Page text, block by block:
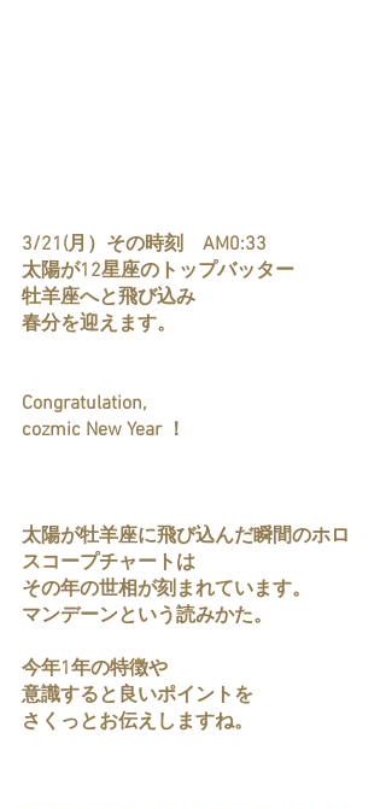
3/21(月）その時刻　AM0:33
太陽が12星座のトップバッター
牡羊座へと飛び込み
春分を迎えます。
Congratulation,
cozmic New Year ！
太陽が牡羊座に飛び込んだ瞬間のホロ
スコープチャートは
その年の世相が刻まれています。
マンデーンという読みかた。
今年1年の特徴や
意識すると良いポイントを
さくっとお伝えしますね。